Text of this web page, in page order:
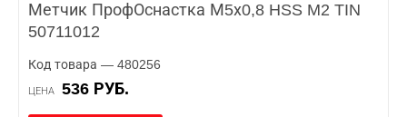
Метчик ПрофОснастка М5х0,8 HSS M2 TIN
50711012
Код товара — 480256
ЦЕНА 536 РУБ.